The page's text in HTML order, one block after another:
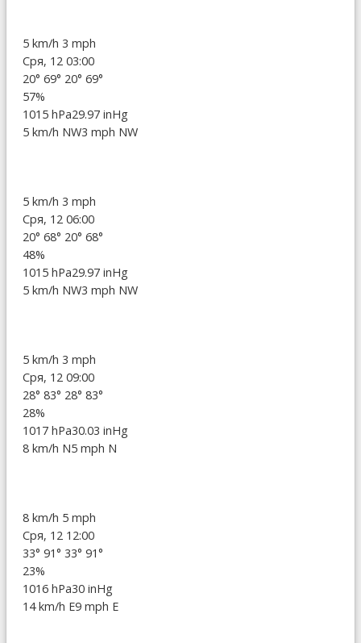
5 km/h 3 mph
Сря, 12 03:00
20° 69° 20° 69°
57%
1015 hPa29.97 inHg
5 km/h NW3 mph NW
5 km/h 3 mph
Сря, 12 06:00
20° 68° 20° 68°
48%
1015 hPa29.97 inHg
5 km/h NW3 mph NW
5 km/h 3 mph
Сря, 12 09:00
28° 83° 28° 83°
28%
1017 hPa30.03 inHg
8 km/h N5 mph N
8 km/h 5 mph
Сря, 12 12:00
33° 91° 33° 91°
23%
1016 hPa30 inHg
14 km/h E9 mph E